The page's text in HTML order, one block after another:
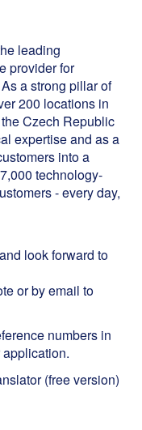
leading
provider for
a strong pillar of
200 locations in
Czech Republic
expertise and as a
into a
technology-
- every day,
look forward to
or by email to
numbers in
(free version)